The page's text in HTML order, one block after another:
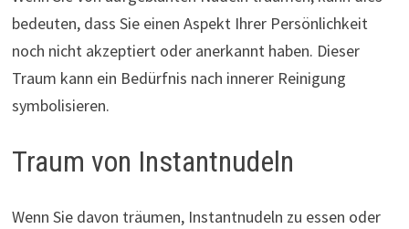
bedeuten, dass Sie einen Aspekt Ihrer Persönlichkeit
noch nicht akzeptiert oder anerkannt haben. Dieser
Traum kann ein Bedürfnis nach innerer Reinigung
symbolisieren.
Traum von Instantnudeln
Wenn Sie davon träumen, Instantnudeln zu essen oder